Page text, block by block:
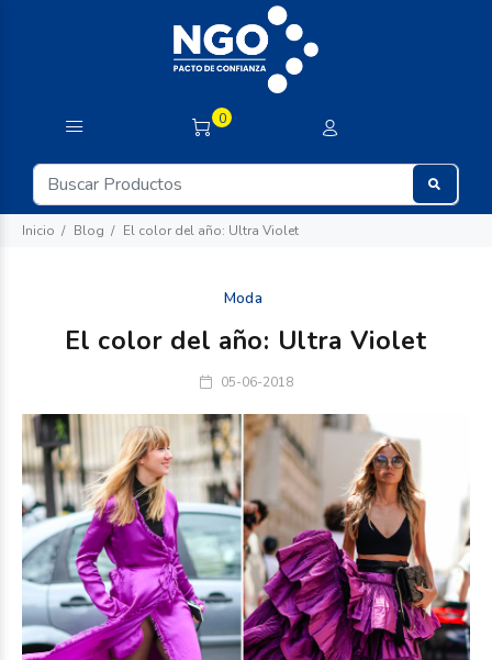
0
Inicio Blog El color del año: Ultra Violet
Moda
El color del año: Ultra Violet
05-06-2018